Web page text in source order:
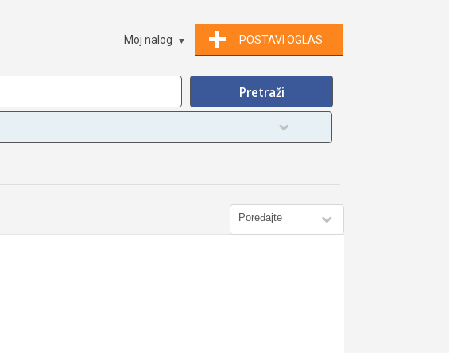
POSTAVI OGLAS
Moj nalog